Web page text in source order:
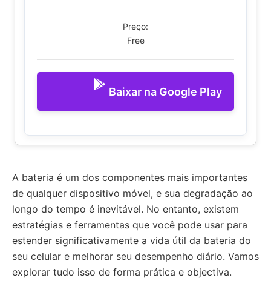
Preço:
Free
Baixar na Google Play
A bateria é um dos componentes mais importantes
de qualquer dispositivo móvel, e sua degradação ao
longo do tempo é inevitável. No entanto, existem
estratégias e ferramentas que você pode usar para
estender significativamente a vida útil da bateria do
seu celular e melhorar seu desempenho diário. Vamos
explorar tudo isso de forma prática e objectiva.